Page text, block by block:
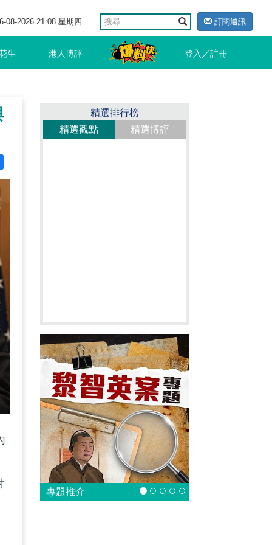
08-2026 21:08 星期四 訂閱通訊
生 港人博評 登入／註冊
精選排行榜
精選觀點
精選博評
專題推介